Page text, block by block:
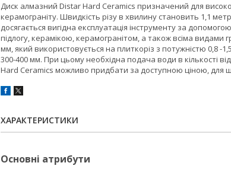
Диск алмазний Distar Hard Ceramics призначений для
керамограніту. Швидкість різу в хвилину становить 1,1
досягається вигідна експлуатація інструменту за
підлогу, керамікою, керамогранітом, а також всіма видами
мм, який використовується на плиткоріз з потужністю 0,8 -
300-400 мм. При цьому необхідна подача води в кількості
Hard Ceramics можливо придбати за доступною ціною, для
ХАРАКТЕРИСТИКИ
Основні атрибути